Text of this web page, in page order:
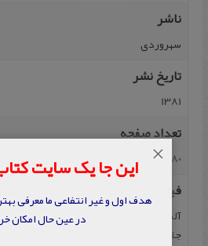
ناشر
سهروردی
تاریخ نشر
1381
تعداد صفحه
280
فیپا
آلستون، ویلیام پی، فلسفه زبان، ترجمه
جلیلی، تهران، انتشارات سهروردی، سال 1381، 280 صفحه.
این جا یک سایت
هدف اول و غیر انتفاعی ما معرفی
در عین حال امکان
×